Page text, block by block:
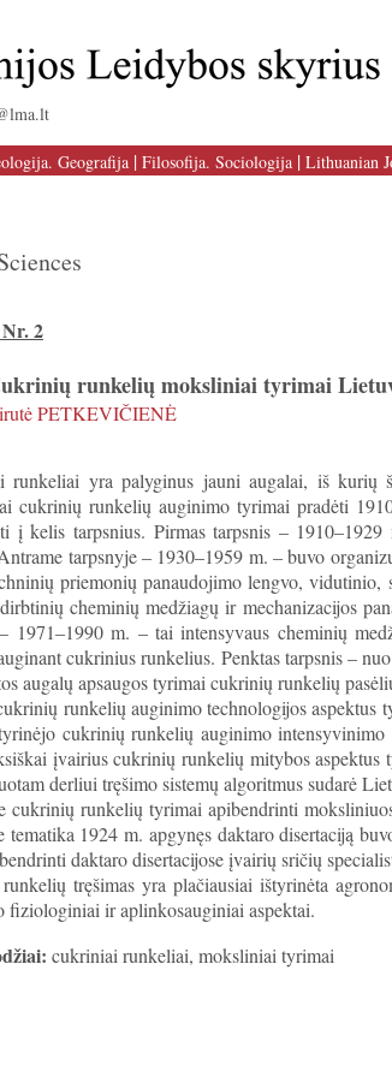
Geografija | Filosofija. Sociologija | Lithuanian
2
runkelių moksliniai tyrimai
PETKEVIČIENĖ
runkeliai yra palyginus jauni augalai, iš kurių
cukrinių runkelių auginimo tyrimai pradėti
į kelis tarpsnius. Pirmas tarpsnis –
tarpsnyje – 1930–1959 m. – buvo
priemonių panaudojimo lengvo, vidutinio,
cheminių medžiagų ir mechanizacijos
1971–1990 m. – tai intensyvaus cheminių
cukrinius runkelius. Penktas tarpsnis –
augalų apsaugos tyrimai cukrinių runkelių
runkelių auginimo technologijos aspektus
cukrinių runkelių auginimo
įvairius cukrinių runkelių mitybos
derliui tręšimo sistemų algoritmus sudarė
cukrinių runkelių tyrimai apibendrinti
tematika 1924 m. apgynęs daktaro disertaciją
daktaro disertacijose įvairių sričių
tręšimas yra plačiausiai ištyrinėta
fiziologiniai ir aplinkosauginiai aspektai.
cukriniai runkeliai, moksliniai tyrimai